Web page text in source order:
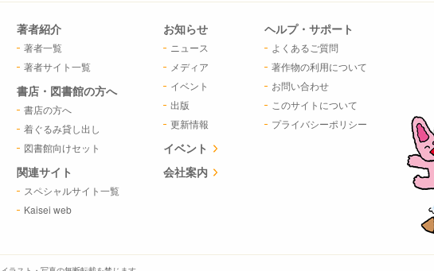
著者紹介
著者一覧
著者サイト一覧
書店・図書館の方へ
書店の方へ
着ぐるみ貸し出し
図書館向けセット
関連サイト
スペシャルサイト一覧
Kaisei web
お知らせ
ニュース
メディア
イベント
出版
更新情報
イベント
会社案内
ヘルプ・サポート
よくあるご質問
著作物の利用について
お問い合わせ
このサイトについて
プライバシーポリシー